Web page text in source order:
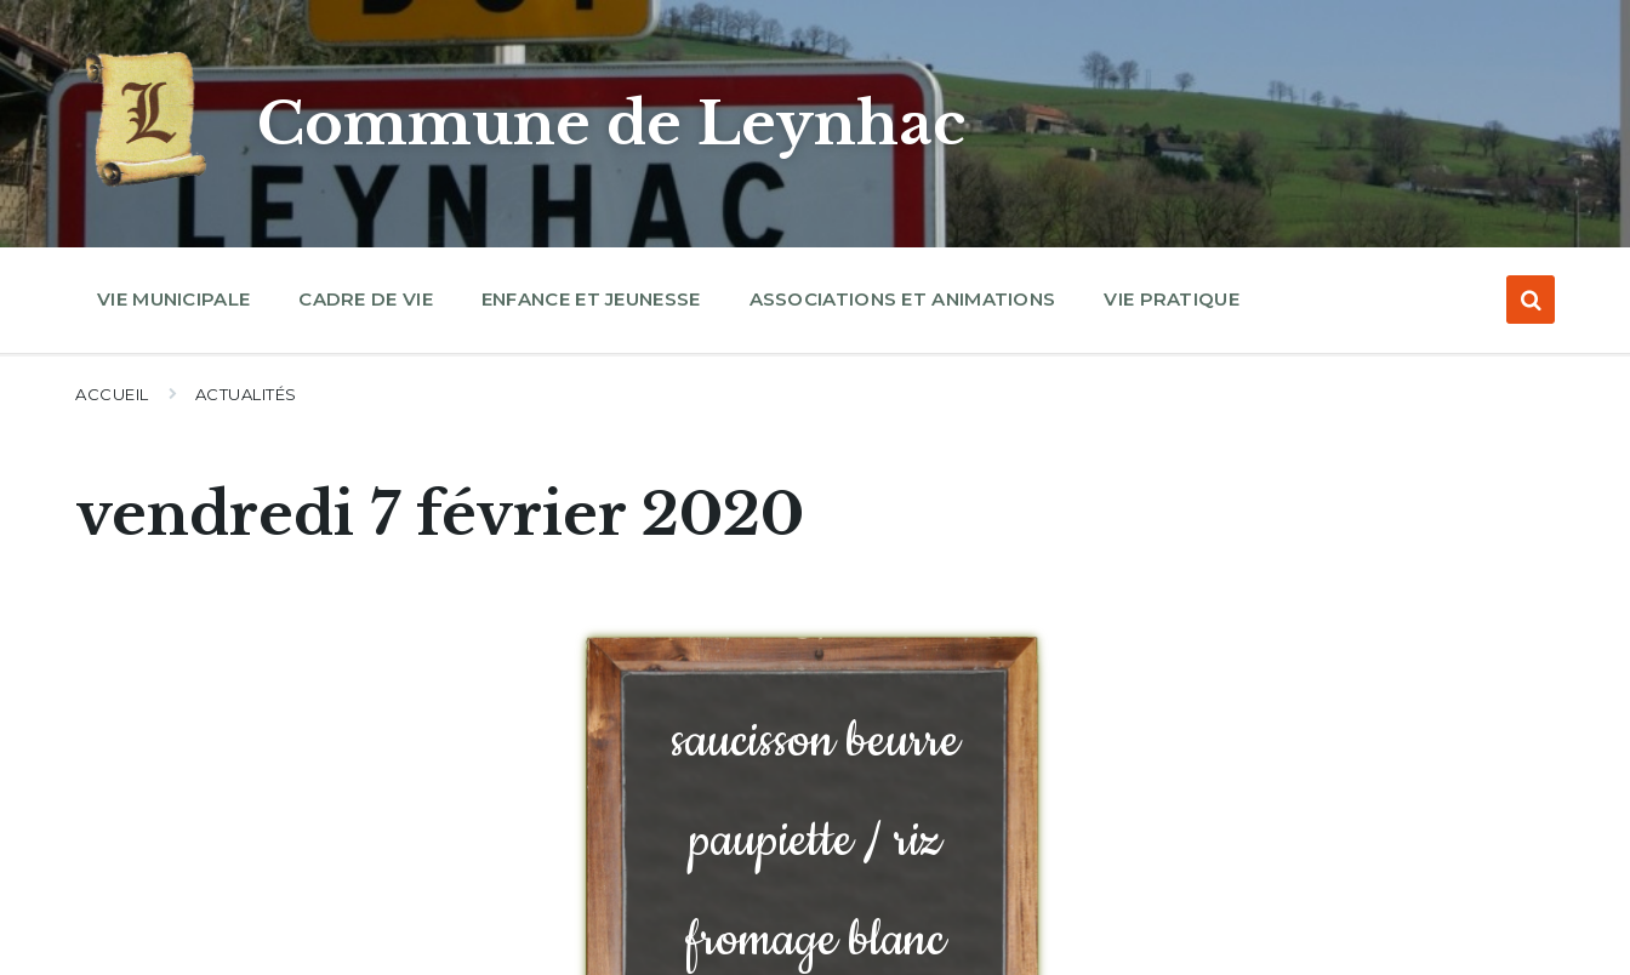
Skip
to
content
Skip
to
main
navigation
Skip
to
footer
Commune de Leynhac
VIE MUNICIPALE CADRE DE VIE ENFANCE ET JEUNESSE ASSOCIATIONS ET ANIMATIONS VIE PRATIQUE
ACCUEIL ACTUALITÉS
vendredi 7 février 2020
saucisson beurre
paupiette / riz
fromage blanc